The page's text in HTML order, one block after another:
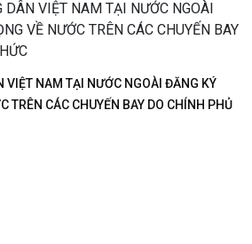
VIỆT NAM TẠI NƯỚC NGOÀI ĐĂNG KÝ
TRÊN CÁC CHUYẾN BAY DO CHÍNH PHỦ